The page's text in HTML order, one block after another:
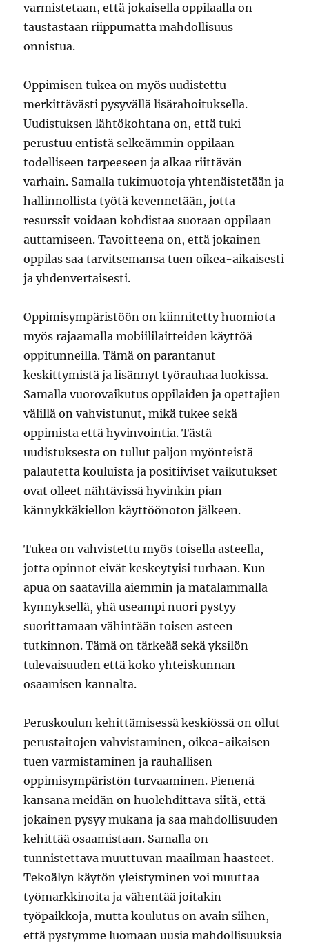
varmistetaan, että jokaisella oppilaalla on
taustastaan riippumatta mahdollisuus
onnistua.
Oppimisen tukea on myös uudistettu
merkittävästi pysyvällä lisärahoituksella.
Uudistuksen lähtökohtana on, että tuki
perustuu entistä selkeämmin oppilaan
todelliseen tarpeeseen ja alkaa riittävän
varhain. Samalla tukimuotoja yhtenäistetään ja
hallinnollista työtä kevennetään, jotta
resurssit voidaan kohdistaa suoraan oppilaan
auttamiseen. Tavoitteena on, että jokainen
oppilas saa tarvitsemansa tuen oikea-aikaisesti
ja yhdenvertaisesti.
Oppimisympäristöön on kiinnitetty huomiota
myös rajaamalla mobiililaitteiden käyttöä
oppitunneilla. Tämä on parantanut
keskittymistä ja lisännyt työrauhaa luokissa.
Samalla vuorovaikutus oppilaiden ja opettajien
välillä on vahvistunut, mikä tukee sekä
oppimista että hyvinvointia. Tästä
uudistuksesta on tullut paljon myönteistä
palautetta kouluista ja positiiviset vaikutukset
ovat olleet nähtävissä hyvinkin pian
kännykkäkiellon käyttöönoton jälkeen.
Tukea on vahvistettu myös toisella asteella,
jotta opinnot eivät keskeytyisi turhaan. Kun
apua on saatavilla aiemmin ja matalammalla
kynnyksellä, yhä useampi nuori pystyy
suorittamaan vähintään toisen asteen
tutkinnon. Tämä on tärkeää sekä yksilön
tulevaisuuden että koko yhteiskunnan
osaamisen kannalta.
Peruskoulun kehittämisessä keskiössä on ollut
perustaitojen vahvistaminen, oikea-aikaisen
tuen varmistaminen ja rauhallisen
oppimisympäristön turvaaminen. Pienenä
kansana meidän on huolehdittava siitä, että
jokainen pysyy mukana ja saa mahdollisuuden
kehittää osaamistaan. Samalla on
tunnistettava muuttuvan maailman haasteet.
Tekoälyn käytön yleistyminen voi muuttaa
työmarkkinoita ja vähentää joitakin
työpaikkoja, mutta koulutus on avain siihen,
että pystymme luomaan uusia mahdollisuuksia